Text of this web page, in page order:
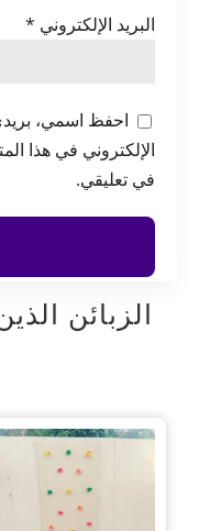
البريد الإلكتروني *
احفظ اسمي،
الإلكتروني في هذا
في تعليقي.
الزبائن